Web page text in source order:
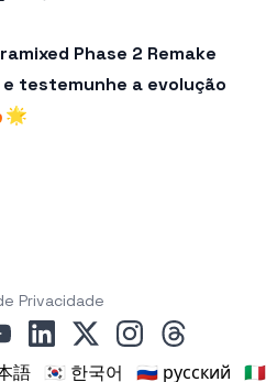
Phase 2 Remake
testemunhe a evolução
Privacidade
linkedin
x instagramthreads
語 🇰🇷 한국어 🇷🇺 русский 🇮🇹